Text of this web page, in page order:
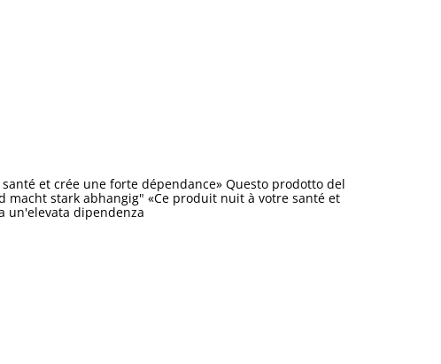
et crée une forte dépendance» Questo prodotto del
macht stark abhangig" «Ce produit nuit à votre santé et
un'elevata dipendenza